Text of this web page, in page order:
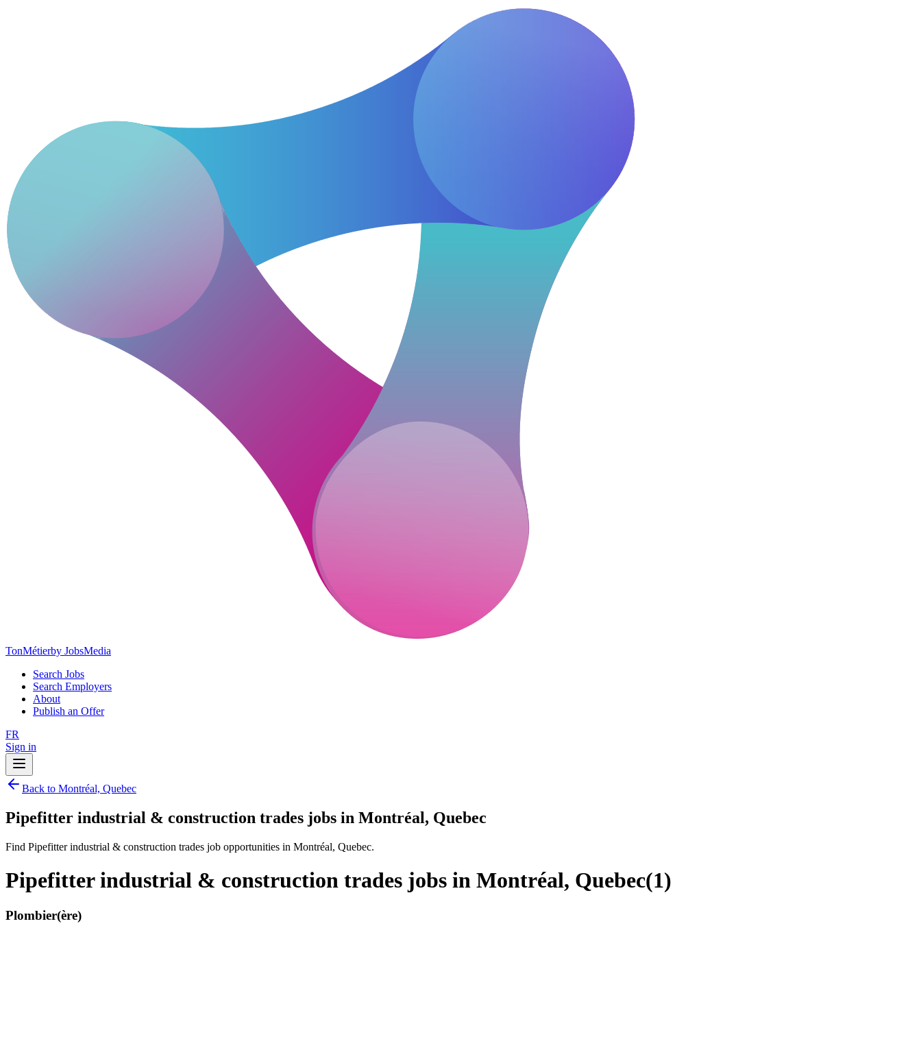
TonMétierby JobsMedia
Search Jobs
Search Employers
About
Publish an Offer
FR
Sign in
Back to Montréal, Quebec
Pipefitter industrial & construction trades jobs in Montréal, Quebec
Find Pipefitter industrial & construction trades job opportunities in Montréal, Quebec.
Pipefitter industrial & construction trades jobs in Montréal, Quebec(1)
Plombier(ère)